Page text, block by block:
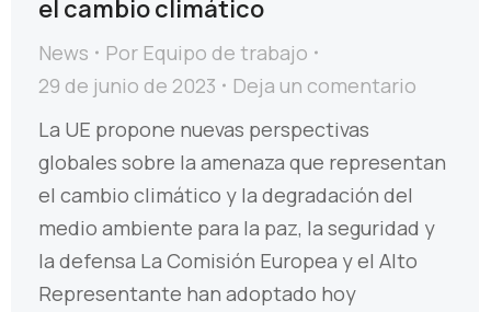
el cambio climático
News Por Equipo de trabajo
29 de junio de 2023
Deja un comentario
La UE propone nuevas perspectivas
globales sobre la amenaza que representan
el cambio climático y la degradación del
medio ambiente para la paz, la seguridad y
la defensa La Comisión Europea y el Alto
Representante han adoptado hoy